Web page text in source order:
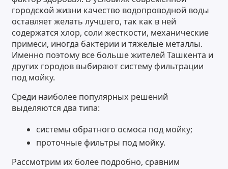
городской жизни качество водопроводной воды
оставляет желать лучшего, так как в ней
содержатся хлор, соли жесткости, механические
примеси, иногда бактерии и тяжелые металлы.
Именно поэтому все больше жителей Ташкента и
других городов выбирают систему фильтрации
под мойку.
Среди наиболее популярных решений
выделяются два типа:
системы обратного осмоса под мойку;
проточные фильтры под мойку.
Рассмотрим их более подробно, сравним